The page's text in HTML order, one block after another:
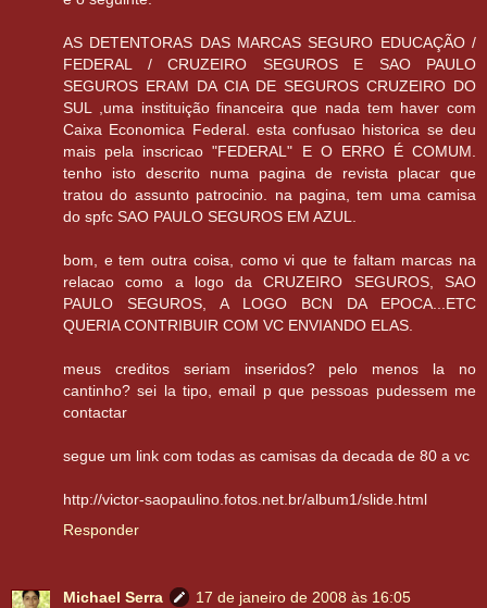
AS DETENTORAS DAS MARCAS SEGURO EDUCAÇÃO /
FEDERAL / CRUZEIRO SEGUROS E SAO PAULO
SEGUROS ERAM DA CIA DE SEGUROS CRUZEIRO DO
SUL ,uma instituição financeira que nada tem haver com
Caixa Economica Federal. esta confusao historica se deu
mais pela inscricao "FEDERAL" E O ERRO É COMUM.
tenho isto descrito numa pagina de revista placar que
tratou do assunto patrocinio. na pagina, tem uma camisa
do spfc SAO PAULO SEGUROS EM AZUL.
bom, e tem outra coisa, como vi que te faltam marcas na
relacao como a logo da CRUZEIRO SEGUROS, SAO
PAULO SEGUROS, A LOGO BCN DA EPOCA...ETC
QUERIA CONTRIBUIR COM VC ENVIANDO ELAS.
meus creditos seriam inseridos? pelo menos la no
cantinho? sei la tipo, email p que pessoas pudessem me
contactar
segue um link com todas as camisas da decada de 80 a vc
http://victor-saopaulino.fotos.net.br/album1/slide.html
Responder
Michael Serra
17 de janeiro de 2008 às 16:05